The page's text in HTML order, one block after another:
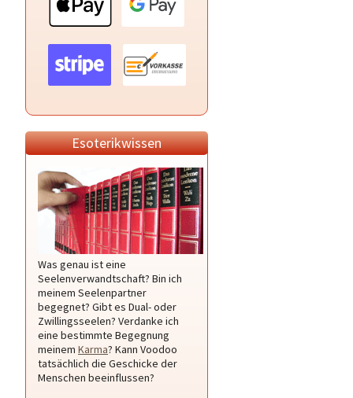
Esoterikwissen
Was genau ist eine
Seelenverwandtschaft? Bin ich
meinem Seelenpartner
begegnet? Gibt es Dual- oder
Zwillingsseelen? Verdanke ich
eine bestimmte Begegnung
meinem Karma? Kann Voodoo
tatsächlich die Geschicke der
Menschen beeinflussen?